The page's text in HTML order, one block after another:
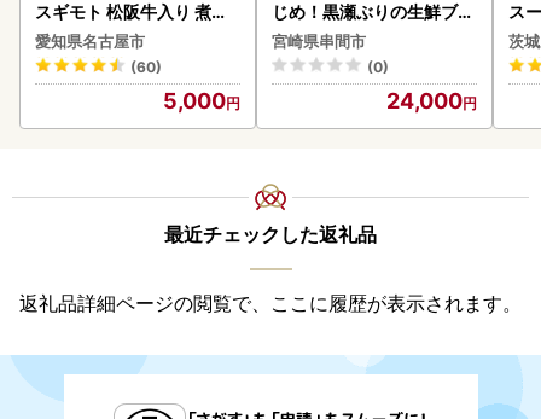
スギモト 松阪牛入り 煮込
み ハンバーグ 110g×4枚
惣菜 お取り寄せ グルメ ハ
ンバーグ 冷凍
愛知県名古屋市
(60)
5,000
じめ！黒瀬ぶりの生鮮ブリ
ロイン2節（1.0kg前後）_
K001-012-2609
宮崎県串間市
(0)
24,000
ス
8本
茨
最近チェックした返礼品
返礼品詳細ページの閲覧で、ここに履歴が表示されます。